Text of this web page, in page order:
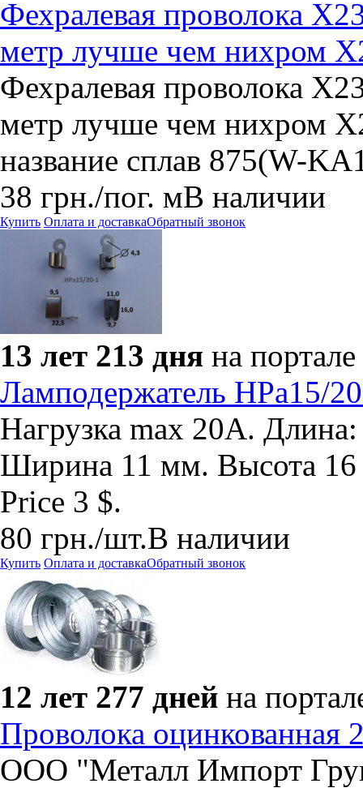
Фехралевая проволока
метр лучше чем нихром
Фехралевая проволока
метр лучше чем нихром
название сплав 875(W-
38 грн./пог. мВ наличии
Купить Оплата и доставкаОбратный звонок
13 лет 213 дня на портале
Ламподержатель HPa15/
Нагрузка max 20A.
Ширина 11 мм. Высота 16
Price 3 $.
80 грн./шт.В наличии
Купить Оплата и доставкаОбратный звонок
12 лет 277 дней на
Проволока оцинкованная
ООО "Металл Импорт